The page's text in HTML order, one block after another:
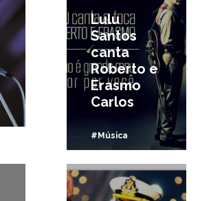
Lulu
Santos
canta
Roberto e
Erasmo
Carlos
#Música
2/02/2013